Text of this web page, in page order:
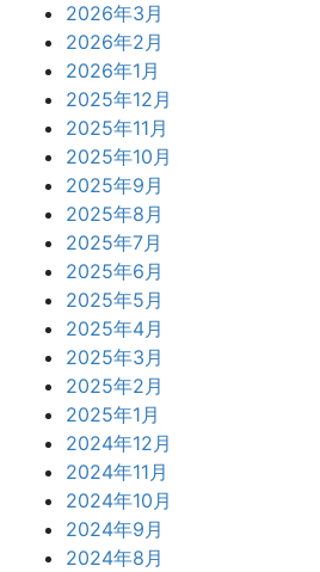
2026年3月
2026年2月
2026年1月
2025年12月
2025年11月
2025年10月
2025年9月
2025年8月
2025年7月
2025年6月
2025年5月
2025年4月
2025年3月
2025年2月
2025年1月
2024年12月
2024年11月
2024年10月
2024年9月
2024年8月